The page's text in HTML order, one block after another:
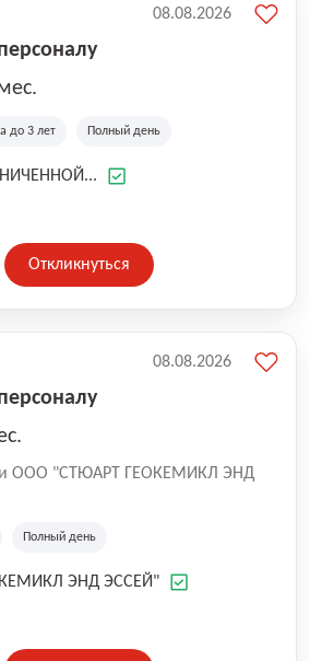
до 3 лет Полный день
08.08.2026
Откликнуться
ООО "СТЮАРТ ГЕОКЕМИКЛ ЭНД
(химический анализ
Полный день
ЭНД ЭССЕЙ"
08.08.2026